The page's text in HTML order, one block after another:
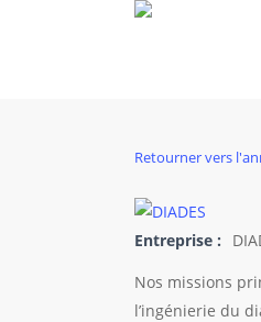
Retourner vers
Entreprise :
Nos missions
l’ingénierie du